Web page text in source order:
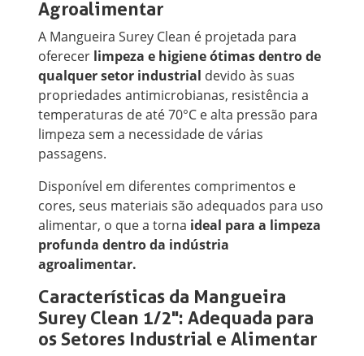
Agroalimentar
A Mangueira Surey Clean é projetada para
oferecer limpeza e higiene ótimas dentro de
qualquer setor industrial devido às suas
propriedades antimicrobianas, resistência a
temperaturas de até 70°C e alta pressão para
limpeza sem a necessidade de várias
passagens.
Disponível em diferentes comprimentos e
cores, seus materiais são adequados para uso
alimentar, o que a torna ideal para a limpeza
profunda dentro da indústria
agroalimentar.
Características da Mangueira
Surey Clean 1/2": Adequada para
os Setores Industrial e Alimentar